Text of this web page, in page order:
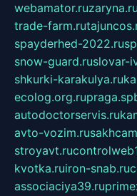
webamator.ruzaryna.ru
trade-farm.ru
spayderhed-2022.ru
snow-guard.ruslovar-
shkurki-karakulya.ru
ecolog.org.ru
autodoctorservis.ru
avto-vozim.ru
stroyavt.ru
kvotka.ruiron-snab.ru
associaciya39.ru